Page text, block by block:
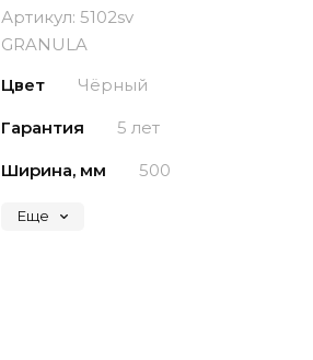
Артикул: 5102sv
GRANULA
Цвет
Чёрный
Гарантия 5 лет
Ширина, мм 500
Еще